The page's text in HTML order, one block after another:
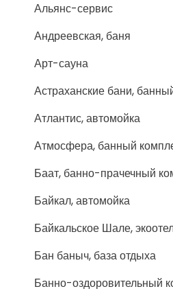
Альянс-сервис
Андреевская, баня
Арт-сауна
Астраханские бани,
Атлантис, автомойка
Атмосфера, банный
Баат, банно-прачечный
Байкал, автомойка
Байкальское Шале,
Бан баныч, база отдыха
Банно-оздоровительный